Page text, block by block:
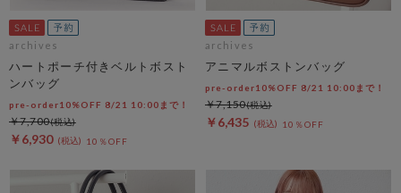
archives
ハートポーチ付きベルトボスト
ンバッグ
pre-order10%OFF 8/21 10:00まで！
￥6,930 10％OFF
￥7,700
archives
アニマルボストンバッグ
pre-order10%OFF 8/21 10:00まで！
￥6,435 10％OFF
￥7,150